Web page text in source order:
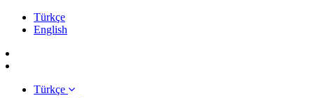
Türkçe
English
Türkçe